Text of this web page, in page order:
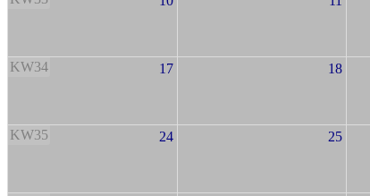
KW34 17 18
KW35 24 25